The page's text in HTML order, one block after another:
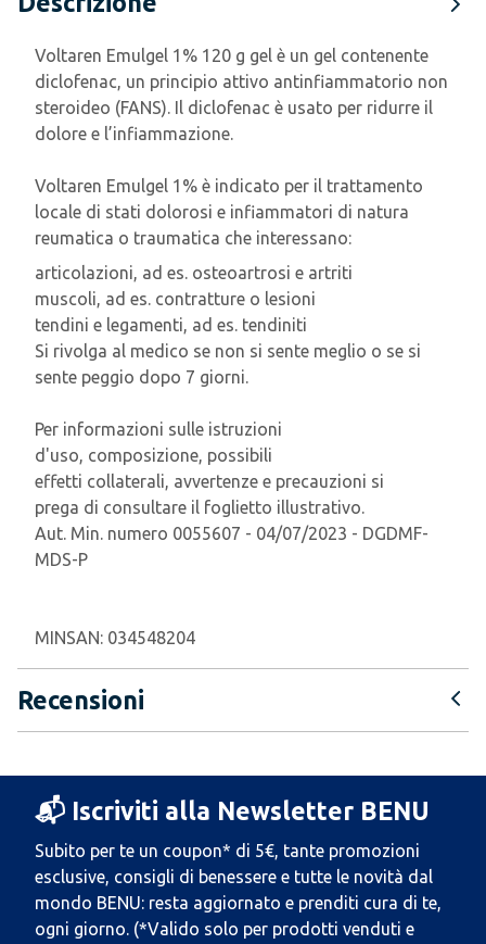
Voltaren Emulgel 1% 120 g gel è un gel contenente
diclofenac, un principio attivo antinfiammatorio non
steroideo (FANS). Il diclofenac è usato per ridurre il
dolore e l’infiammazione. ​
Voltaren Emulgel 1% è indicato per il trattamento
locale di stati dolorosi e infiammatori di natura
reumatica o traumatica che interessano:​
articolazioni, ad es. osteoartrosi e artriti​
muscoli, ad es. contratture o lesioni​
tendini e legamenti, ad es. tendiniti​
Si rivolga al medico se non si sente meglio o se si
sente peggio dopo 7 giorni.​
Per informazioni sulle istruzioni
d'uso, composizione, possibili
effetti collaterali, avvertenze e precauzioni si
prega di consultare il foglietto illustrativo.
Aut. Min. numero 0055607 - 04/07/2023 - DGDMF-
MDS-P
MINSAN: 034548204
Recensioni
📬 Iscriviti alla Newsletter BENU
Subito per te un coupon* di 5€, tante promozioni
esclusive, consigli di benessere e tutte le novità dal
mondo BENU: resta aggiornato e prenditi cura di te,
ogni giorno. (*Valido solo per prodotti venduti e